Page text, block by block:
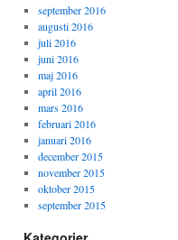
september 2016
augusti 2016
juli 2016
juni 2016
maj 2016
april 2016
mars 2016
februari 2016
januari 2016
december 2015
november 2015
oktober 2015
september 2015